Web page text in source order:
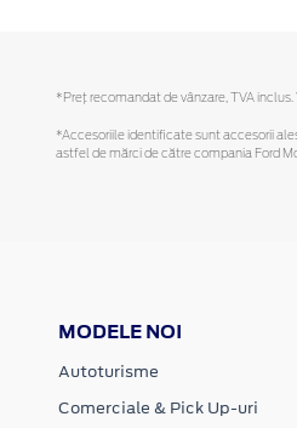
*Preţ recomandat de vânzare, TVA
*Accesoriile identificate sunt accesorii
astfel de mărci de către compania Ford
MODELE NOI
Autoturisme
Comerciale & Pick Up-uri